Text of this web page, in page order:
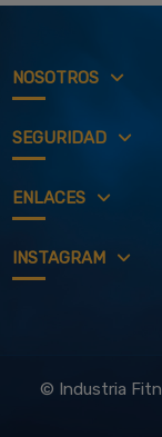
NOSOTROS
SEGURIDAD
ENLACES
INSTAGRAM
© Industria